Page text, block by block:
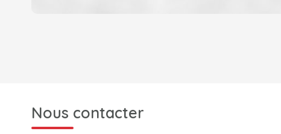
TAXE FONCIÈRE
Nous contacter